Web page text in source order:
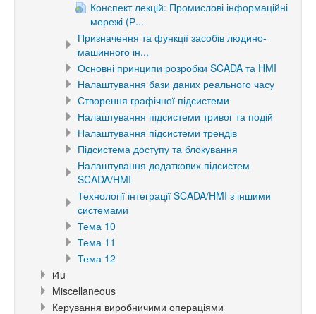
Конспект лекцій: Промислові інформаційні
мережі (Р...
Призначення та функції засобів людино-
машинного ін...
Основні принципи розробки SCADA та HMI
Налаштування бази даних реального часу
Створення графічної підсистеми
Налаштування підсистеми тривог та подій
Налаштування підсистеми трендів
Підсистема доступу та блокування
Налаштування додаткових підсистем
SCADA/HMI
Технології інтеграції SCADA/HMI з іншими
системами
Тема 10
Тема 11
Тема 12
i4u
Miscellaneous
Керування виробничими операціями